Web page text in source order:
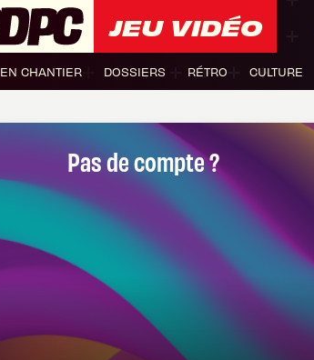
JEU VIDÉO
EN CHANTIER DOSSIERS RÉTRO CULTURE
Pas de compte ?